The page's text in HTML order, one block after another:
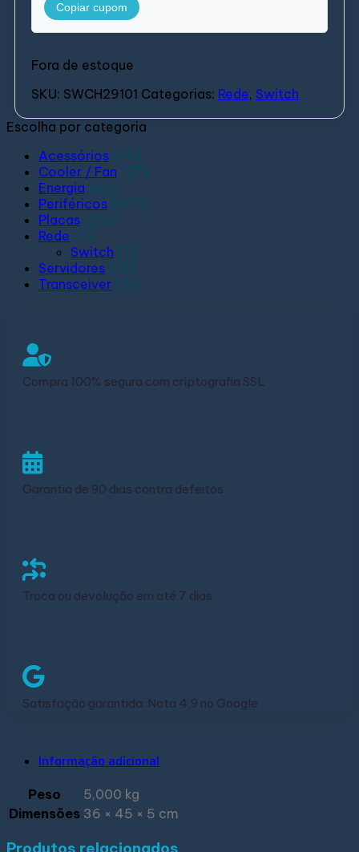
Copiar cupom
Fora de estoque
SKU: SWCH29101 Categorias: Rede, Switch
Escolha por categoria
Acessórios (74)
Cooler / Fan (27)
Energia (62)
Periféricos (277)
Placas (213)
Rede (7)
Switch (7)
Servidores (79)
Transceiver (71)
Compra 100% segura com criptografia SSL
Garantia de 90 dias contra defeitos
Troca ou devolução em até 7 dias
Satisfação garantida: Nota 4,9 no Google
Informação adicional
Peso
5,000 kg
Dimensões 36 × 45 × 5 cm